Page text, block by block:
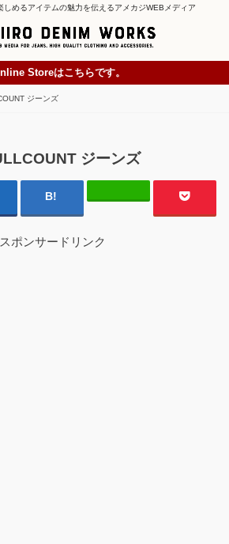
しめるアイテムの魅力を伝えるアメカジWEBメディア
Storeはこちらです。
ジーンズ
ジーンズ
スポンサードリンク